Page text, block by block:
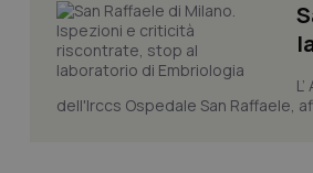
dell'Irccs Ospedale San Raffaele,